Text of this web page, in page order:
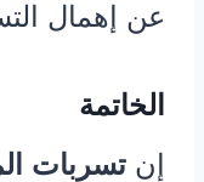
عن إهمال
الخاتمة
إن تسربات